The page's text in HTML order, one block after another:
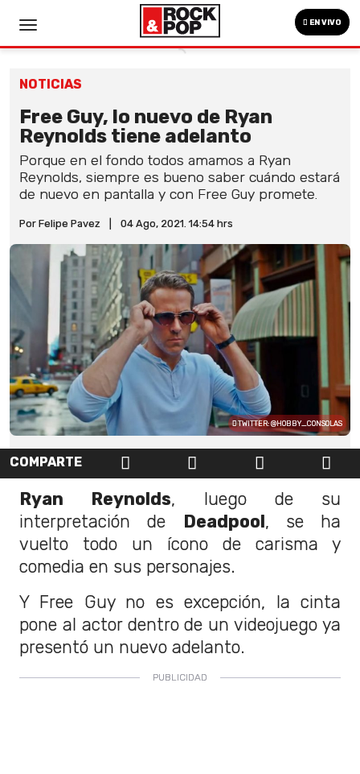
EN VIVO
NOTICIAS
Free Guy, lo nuevo de Ryan
Reynolds tiene adelanto
Porque en el fondo todos amamos a Ryan
Reynolds, siempre es bueno saber cuándo estará
de nuevo en pantalla y con Free Guy promete.
Por Felipe Pavez 04 Ago, 2021. 14:54 hrs
TWITTER: @HOBBY_CONSOLAS
COMPARTE
Ryan Reynolds, luego de su
interpretación de Deadpool, se ha
vuelto todo un ícono de carisma y
comedia en sus personajes.
Y Free Guy no es excepción, la cinta
pone al actor dentro de un videojuego ya
presentó un nuevo adelanto.